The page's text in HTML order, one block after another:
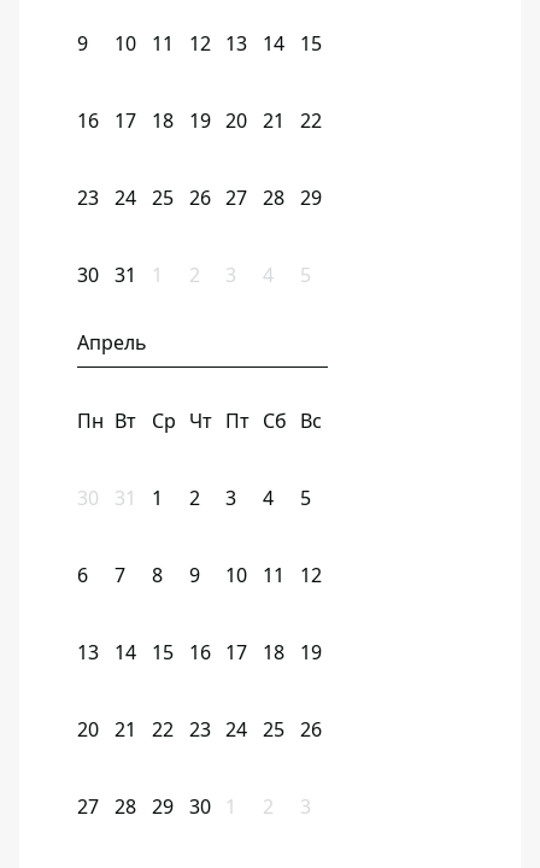
9 10 11 12 13 14 15
16 17 18 19 20 21 22
23 24 25 26 27 28 29
30 31 1 2 3 4 5
Апрель
Пн Вт Ср Чт Пт Сб Вс
30 31 1 2 3 4 5
6 7 8 9 10 11 12
13 14 15 16 17 18 19
20 21 22 23 24 25 26
27 28 29 30 1 2 3